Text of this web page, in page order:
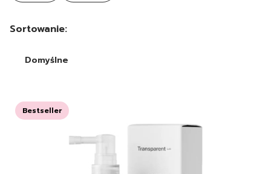
Lista produktów
Sortowanie:
Domyślne
Bestseller